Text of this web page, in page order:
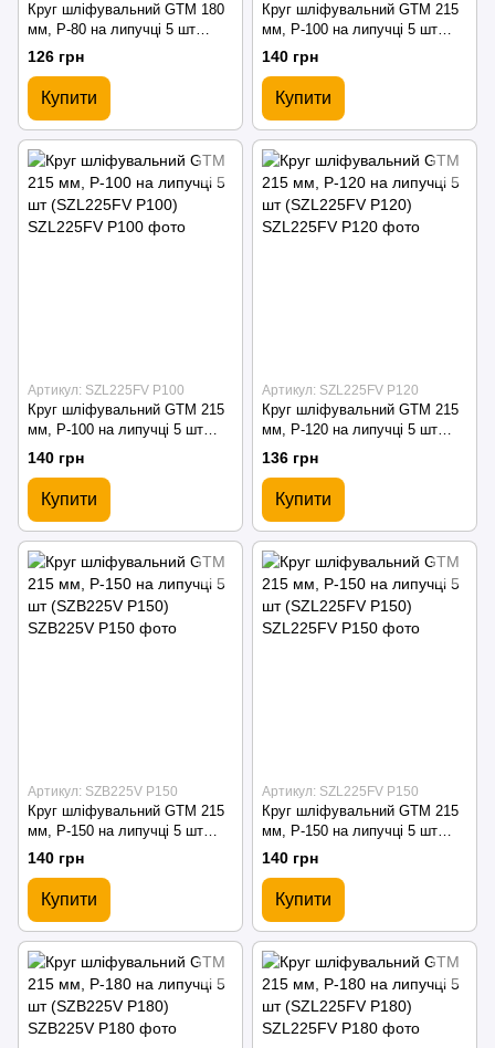
Круг шліфувальний GTM 180
мм, P-80 на липучці 5 шт
(SZS180L P80)
126 грн
Купити
Круг шліфувальний GTM 215
мм, P-100 на липучці 5 шт
(SZB225V P100)
140 грн
Купити
Артикул: SZL225FV P100
Круг шліфувальний GTM 215
мм, P-100 на липучці 5 шт
(SZL225FV P100)
140 грн
Купити
Артикул: SZL225FV P120
Круг шліфувальний GTM 215
мм, P-120 на липучці 5 шт
(SZL225FV P120)
136 грн
Купити
Артикул: SZB225V P150
Круг шліфувальний GTM 215
мм, P-150 на липучці 5 шт
(SZB225V P150)
140 грн
Купити
Артикул: SZL225FV P150
Круг шліфувальний GTM 215
мм, P-150 на липучці 5 шт
(SZL225FV P150)
140 грн
Купити